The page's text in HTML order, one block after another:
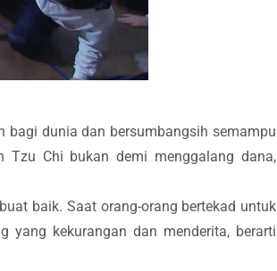
bagi dunia dan bersumbangsih semampu
Tzu Chi bukan demi menggalang dana,
baik. Saat orang-orang bertekad untuk
yang kekurangan dan menderita, berarti